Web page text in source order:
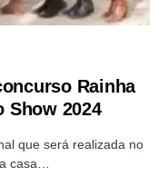
Rainha
Show 2024
que será realizada no
casa…